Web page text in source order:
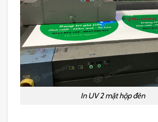
In UV 2 mặt hộp đèn